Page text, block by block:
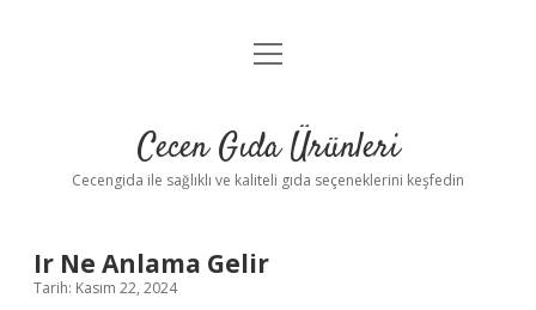
Anasayfa
Yasal Uyarı
menüyü
Cecen Gıda Ürünleri
Cecengida ile sağlıklı ve kaliteli gıda seçeneklerini keşfedin
Ir Ne Anlama Gelir
Tarih: Kasım 22, 2024